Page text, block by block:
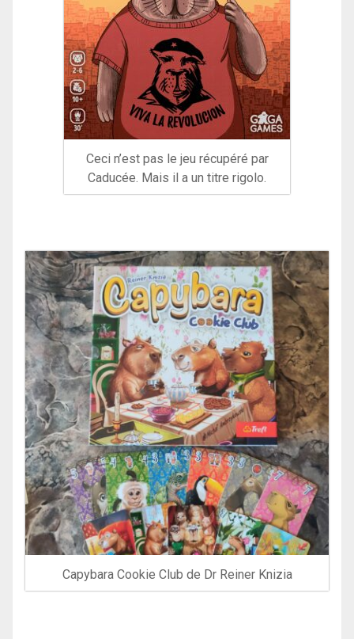
Ceci n’est pas le jeu récupéré par
Caducée. Mais il a un titre rigolo.
Capybara Cookie Club de Dr Reiner Knizia